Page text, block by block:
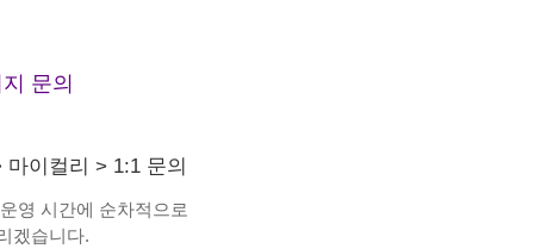
문의
마이컬리 > 1:1 문의
영 시간에 순차적으로
겠습니다.